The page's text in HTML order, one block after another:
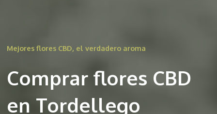
Mejores flores CBD, el verdadero aroma
Comprar flores CBD
en Tordellego